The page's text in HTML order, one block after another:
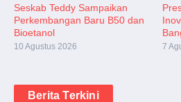
Seskab Teddy Sampaikan
Perkembangan Baru B50 dan
Bioetanol
10 Agustus 2026 7
Berita Terkini